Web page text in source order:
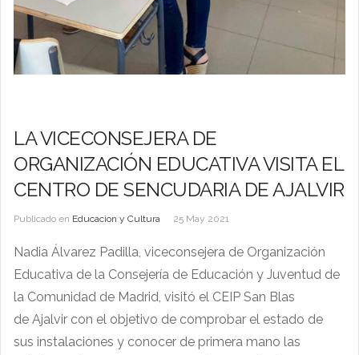
LA VICECONSEJERA DE
ORGANIZACIÓN EDUCATIVA VISITA EL
CENTRO DE SENCUDARIA DE AJALVIR
Publicado en Educacion y Cultura 25 May 2021
Nadia Álvarez Padilla, viceconsejera de Organización
Educativa de la Consejería de Educación y Juventud de
la Comunidad de Madrid, visitó el CEIP San Blas
de Ajalvir con el objetivo de comprobar el estado de
sus instalaciones y conocer de primera mano las